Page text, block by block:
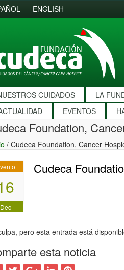
ENGLISH
CUIDADOS LA
EVENTOS
Foundation,
/ Cudeca Foundation, Cancer
Dec
Cudeca
pero esta entrada está
esta noticia